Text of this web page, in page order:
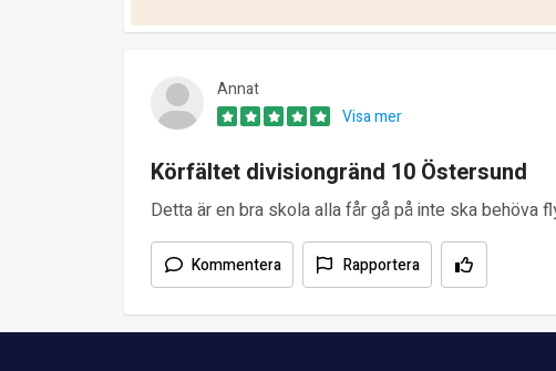
Annat
Visa mer
Körfältet divisiongränd 10 Östersund
Detta är en bra skola alla får gå på inte ska behöva
Kommentera Rapportera